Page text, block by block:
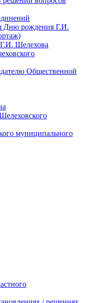
Дню рождения Г.И.
Шелехова
Общественной
муниципального